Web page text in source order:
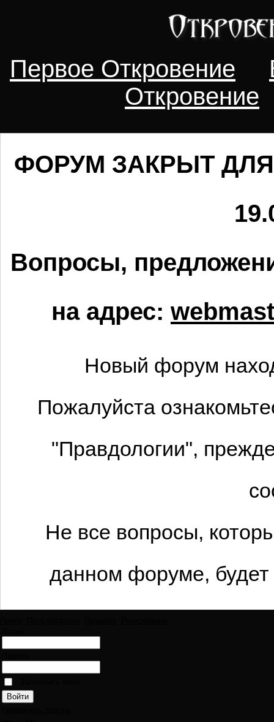
Первое Откровение
Откровение
ФОРУМ ЗАКРЫТ
Вопросы,
на адрес:
Новый форум
Пожалуйста
"Правдологии",
Не все вопросы,
данном форуме,